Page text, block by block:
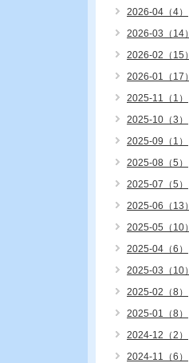
2026-04（4）
2026-03（14）
2026-02（15）
2026-01（17）
2025-11（1）
2025-10（3）
2025-09（1）
2025-08（5）
2025-07（5）
2025-06（13）
2025-05（10）
2025-04（6）
2025-03（10）
2025-02（8）
2025-01（8）
2024-12（2）
2024-11（6）